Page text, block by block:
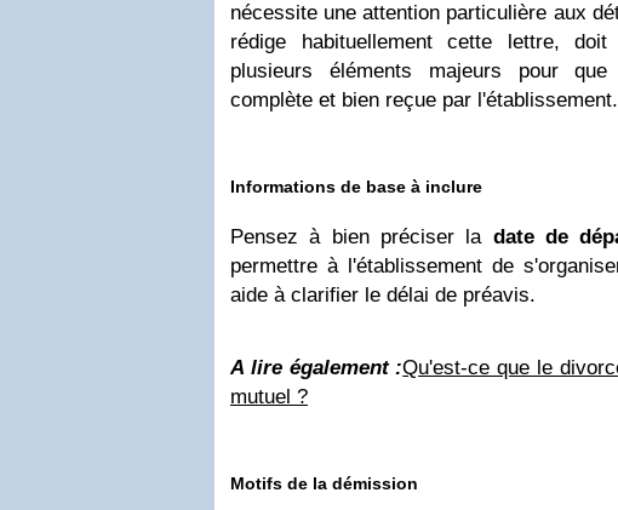
nécessite une attention particulière aux
rédige habituellement cette lettre, doit
plusieurs éléments majeurs pour
complète et bien reçue par l'établissement.
Informations de base à inclure
Pensez à bien préciser la date de
permettre à l'établissement de
aide à clarifier le délai de préavis.
A lire également :Qu'est-ce que le
mutuel ?
Motifs de la démission